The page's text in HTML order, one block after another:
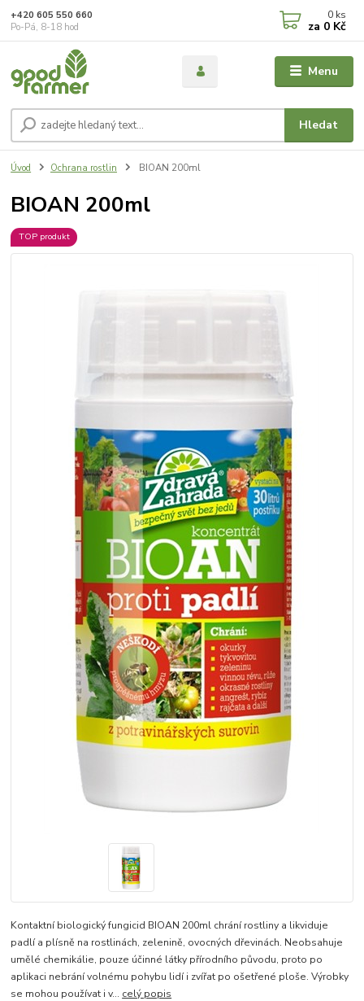
Menu
Hledat
+420 605 550 660
Po-Pá, 8-18 hod
0 ks
za 0 Kč
Úvod Ochrana rostlin BIOAN 200ml
BIOAN 200ml
TOP produkt
Kontaktní biologický fungicid BIOAN 200ml chrání rostliny a likviduje
padlí a plísně na rostlinách, zelenině, ovocných dřevinách. Neobsahuje
umělé chemikálie, pouze účinné látky přírodního původu, proto po
aplikaci nebrání volnému pohybu lidí i zvířat po ošetřené ploše. Výrobky
se mohou používat i v... celý popis